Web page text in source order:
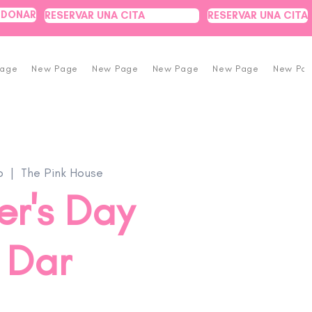
DONAR RESERVAR UNA CITA RESERVAR UNA CITA
New Page New Page New Page New Page New
  |
The Pink House
Day